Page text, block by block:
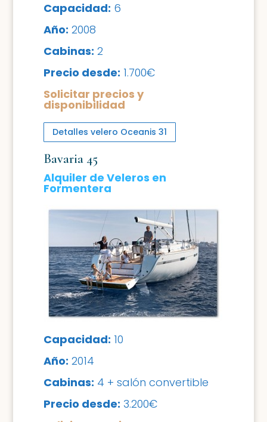
Capacidad: 6
Año: 2008
Cabinas: 2
Precio desde: 1.700€
Solicitar precios y
disponibilidad
Detalles velero Oceanis 31
Bavaria 45
Alquiler de Veleros en
Formentera
Capacidad: 10
Año: 2014
Cabinas: 4 + salón convertible
Precio desde: 3.200€